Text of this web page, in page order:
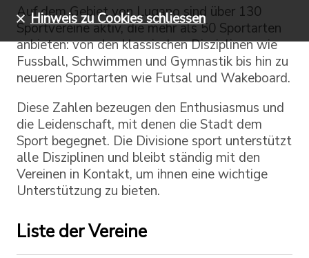
Auf dem Gebiet von Lugano sind über 130
Sportvereine aktiv, die mehr als 50 Sportarten
anbieten: von den klassischen Disziplinen wie
Fussball, Schwimmen und Gymnastik bis hin zu
neueren Sportarten wie Futsal und Wakeboard.
Diese Zahlen bezeugen den Enthusiasmus und
die Leidenschaft, mit denen die Stadt dem
Sport begegnet. Die Divisione sport unterstützt
alle Disziplinen und bleibt ständig mit den
Vereinen in Kontakt, um ihnen eine wichtige
Unterstützung zu bieten.
Liste der Vereine
Hinweis zu Cookies schliessen